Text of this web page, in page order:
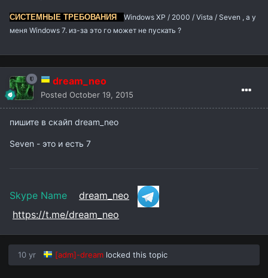
CИСТЕМНЫЕ ТРЕБОВАНИЯ Windows XP / 2000 / Vista / Seven , а у
меня Windows 7. из-за это го может не пускать ?
dream_neo
Posted October 19, 2015
пишите в скайп dream_neo
Seven - это и есть 7
Skype Name dream_neo
https://t.me/dream_neo
10 yr [adm]-dream locked this topic